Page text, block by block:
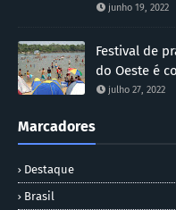
junho 19, 2022
Festival de
do Oeste é
julho 27, 2022
Marcadores
Destaque
Brasil